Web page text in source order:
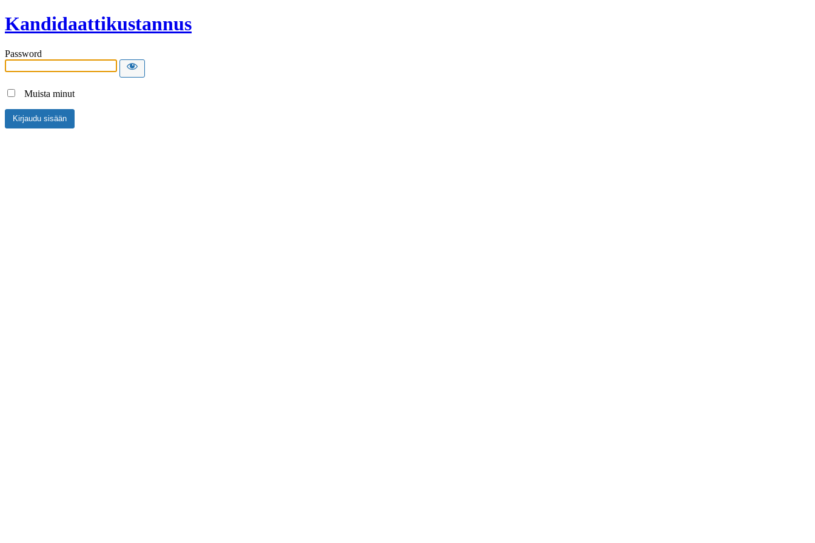
Kandidaattikustannus
Password
Muista minut